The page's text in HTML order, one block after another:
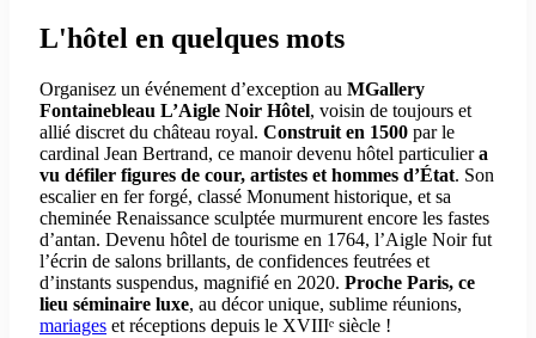
L'hôtel en quelques mots
Organisez un événement d’exception au MGallery
Fontainebleau L’Aigle Noir Hôtel, voisin de toujours et
allié discret du château royal. Construit en 1500 par le
cardinal Jean Bertrand, ce manoir devenu hôtel particuliera
vu défiler figures de cour, artistes et hommes d’État. Son
escalier en fer forgé, classé Monument historique, et sa
cheminée Renaissance sculptée murmurent encore les fastes
d’antan. Devenu hôtel de tourisme en 1764, l’Aigle Noir fut
l’écrin de salons brillants, de confidences feutrées et
d’instants suspendus, magnifié en 2020. Proche Paris, ce
lieu séminaire luxe, au décor unique, sublime réunions,
mariages et réceptions depuis le XVIIIᵉ siècle !